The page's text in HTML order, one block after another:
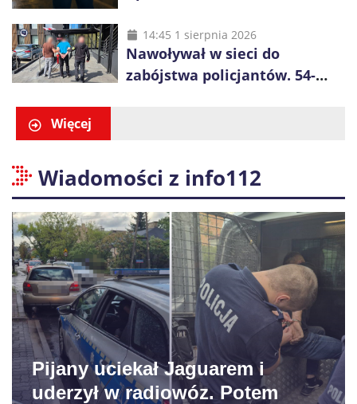
liczenia danych
14:45 1 sierpnia 2026
Nawoływał w sieci do
zabójstwa policjantów. 54-
Więcej
Wiadomości z info112
Pijany uciekał Jaguarem i
uderzył w radiowóz. Potem